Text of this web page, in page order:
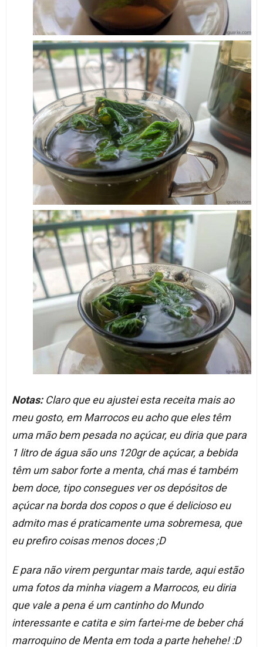
Notas:Claro que eu ajustei esta receita mais ao
meu gosto, em Marrocos eu acho que eles têm
uma mão bem pesada no açúcar, eu diria que para
1 litro de água são uns 120gr de açúcar, a bebida
têm um sabor forte a menta, chá mas é também
bem doce, tipo consegues ver os depósitos de
açúcar na borda dos copos o que é delicioso eu
admito mas é praticamente uma sobremesa, que
eu prefiro coisas menos doces ;D
E para não virem perguntar mais tarde, aqui estão
uma fotos da minha viagem a Marrocos, eu diria
que vale a pena é um cantinho do Mundo
interessante e catita e sim fartei-me de beber chá
marroquino de Menta em toda a parte hehehe! :D